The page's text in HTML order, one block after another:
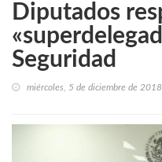
Diputados
Seguridad
miércoles, 5 de diciembre de 2018